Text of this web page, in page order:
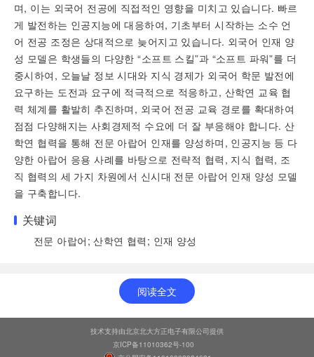
며, 이는 외국어 전공에 직접적인 영향을 미치고 있습니다. 빠르
게 발전하는 인공지능에 대응하여, 기초부터 시작하는 소수 언
어 전공 조정은 상대적으로 늦어지고 있습니다. 외국어 인재 양
성 모델은 학생들의 다양한 “소프트 스킬”과 “소프트 파워”를 더
중시하여, 오늘날 정보 시대와 지식 경제가 외국어 학문 발전에
요구하는 도전과 요구에 적극적으로 적응하고, 산학연 교육 협
력 체계를 활발히 추진하며, 외국어 전공 교육 경로를 확대하여
점점 다양해지는 사회경제적 수요에 더 잘 부응해야 합니다. 산
학연 협력을 통해 전문 아랍어 인재를 양성하며, 인공지능 등 다
양한 아랍어 응용 사례를 바탕으로 전략적 협력, 지식 협력, 조
직 협력의 세 가지 차원에서 신시대 전문 아랍어 인재 양성 모델
을 구축합니다.
关键词
전문 아랍어; 산학연 협력; 인재 양성
阅读全文
技术支持由北京北大方正电子有限公司提供
京ICP备11010362号-100